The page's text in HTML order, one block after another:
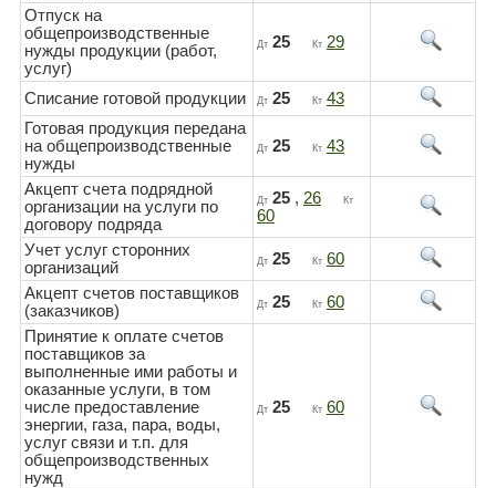
Отпуск на
общепроизводственные
нужды продукции (работ,
услуг)
Дт 25 Кт 29
Списание готовой продукции Дт 25 Кт 43
Готовая продукция передана
на общепроизводственные
нужды
Дт 25 Кт 43
Акцепт счета подрядной
организации на услуги по
договору подряда
Дт 25 , 26 Кт
60
Учет услуг сторонних
организаций
Дт 25 Кт 60
Акцепт счетов поставщиков
(заказчиков)
Дт 25 Кт 60
Принятие к оплате счетов
поставщиков за
выполненные ими работы и
оказанные услуги, в том
числе предоставление
энергии, газа, пара, воды,
услуг связи и т.п. для
общепроизводственных
нужд
Дт 25 Кт 60